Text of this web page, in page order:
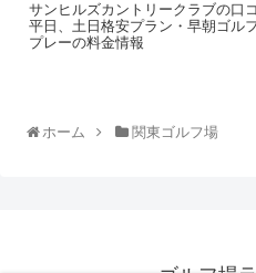
サンヒルズカントリークラブの口
平日、土日格安プラン・早朝ゴル
プレーの料金情報
ホーム 関東ゴルフ場